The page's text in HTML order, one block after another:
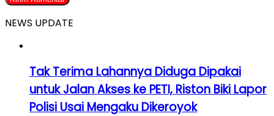
NEWS UPDATE
Tak Terima Lahannya Diduga Dipakai
untuk Jalan Akses ke PETI, Riston Biki Lapor
Polisi Usai Mengaku Dikeroyok